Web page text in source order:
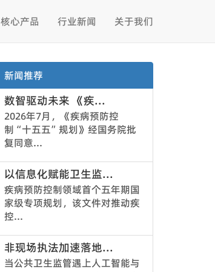
核心产品 行业新闻 关于我们
新闻推荐
数智驱动未来 《疾...
2026年7月，《疾病预防控
制“十五五”规划》经国务院批
复同意...
以信息化赋能卫生监...
疾病预防控制领域首个五年期国
家级专项规划，该文件对推动疾
控...
非现场执法加速落地...
当公共卫生监管遇上人工智能与